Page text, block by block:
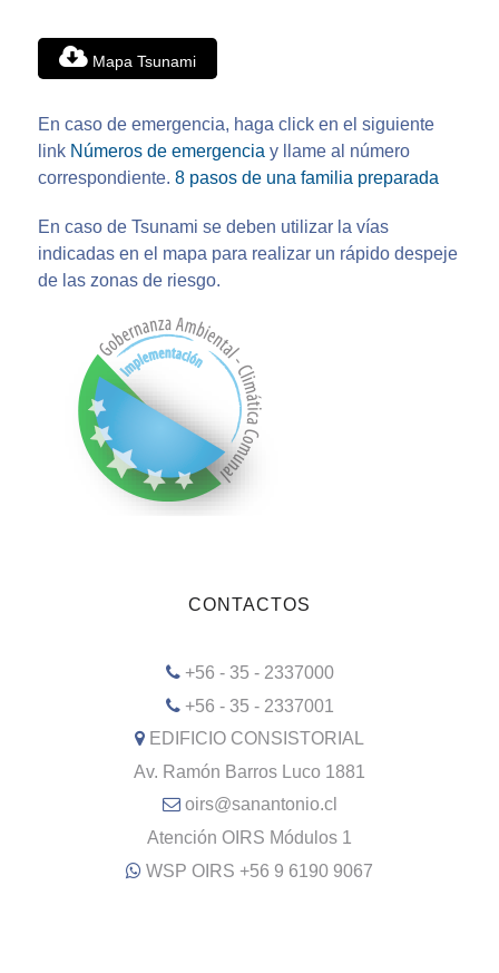
Mapa Tsunami
En caso de emergencia, haga click en el siguiente
link Números de emergencia y llame al número
correspondiente. 8 pasos de una familia preparada
En caso de Tsunami se deben utilizar la vías
indicadas en el mapa para realizar un rápido despeje
de las zonas de riesgo.
CONTACTOS
+56 - 35 - 2337000
+56 - 35 - 2337001
EDIFICIO CONSISTORIAL
Av. Ramón Barros Luco 1881
oirs@sanantonio.cl
Atención OIRS Módulos 1
WSP OIRS +56 9 6190 9067